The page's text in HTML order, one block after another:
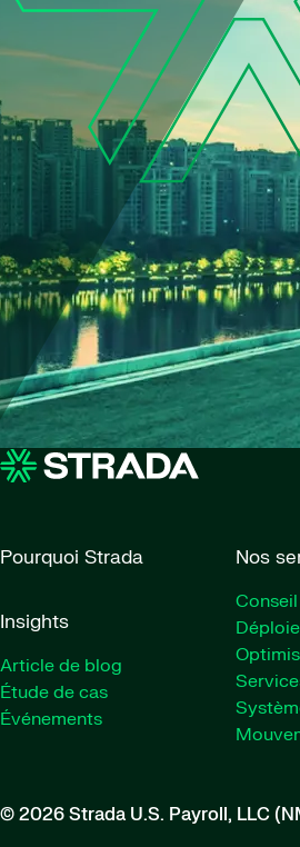
Pourquoi Strada
Insights
Article de blog
Étude de cas
Événements
Nos
Conseil
© 2026 Strada U.S. Payroll, LLC